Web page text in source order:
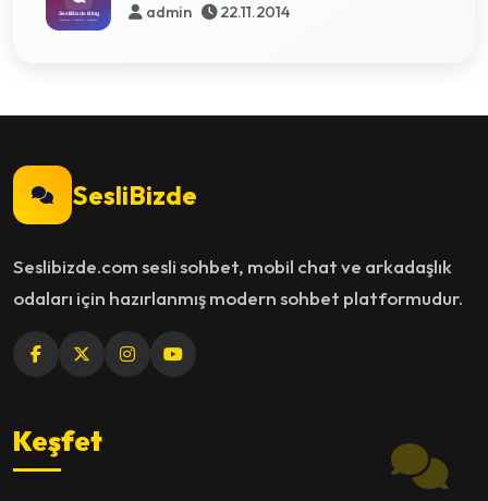
admin 22.11.2014
SesliBizde
Seslibizde.com sesli sohbet, mobil chat ve arkadaşlık
odaları için hazırlanmış modern sohbet platformudur.
Keşfet